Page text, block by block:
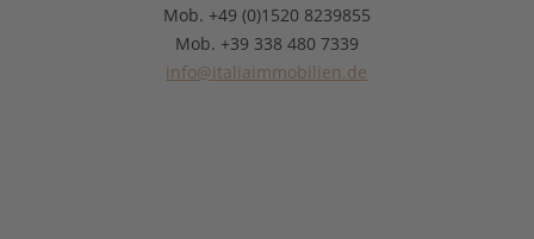
Mob. +49 (0)1520 8239855
Mob. +39 338 480 7339
info@italiaimmobilien.de